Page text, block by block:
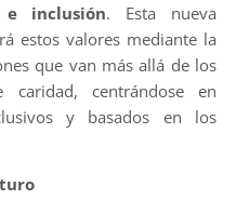
e inclusión. Esta nueva
estos valores mediante la
que van más allá de los
caridad, centrándose en
y basados en los